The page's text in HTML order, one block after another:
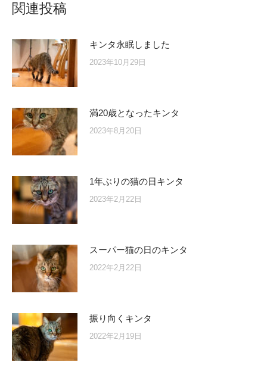
関連投稿
キンタ永眠しました
2023年10月29日
満20歳となったキンタ
2023年8月20日
1年ぶりの猫の日キンタ
2023年2月22日
スーパー猫の日のキンタ
2022年2月22日
振り向くキンタ
2022年2月19日